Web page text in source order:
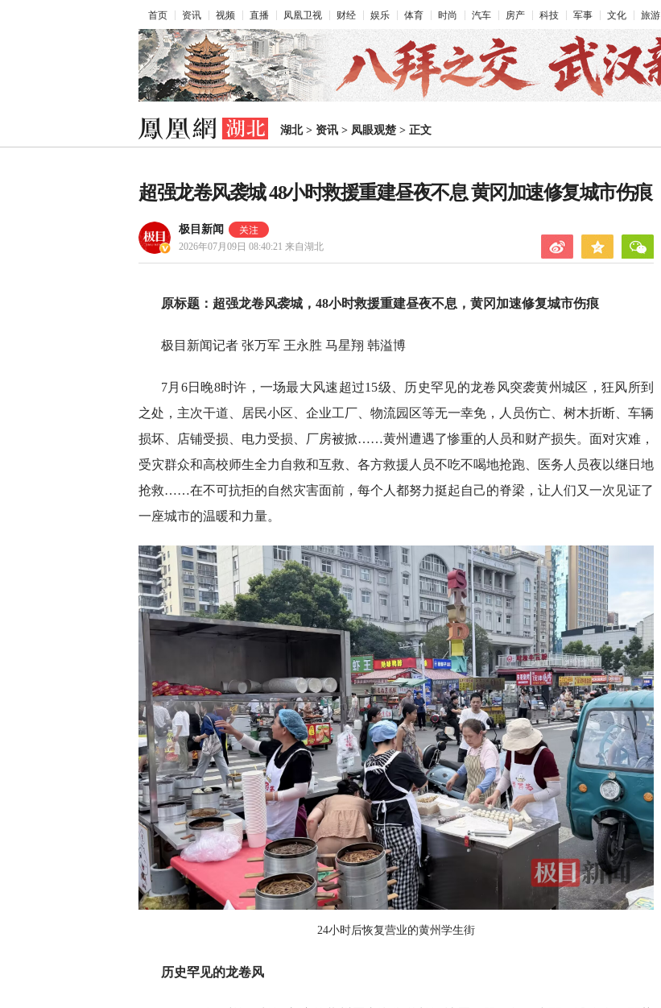
首页 资讯 视频 直播 凤凰卫视 财经 娱乐 体育 时尚 汽车 房产 科技 军事 文化 旅游
湖北> 资讯 > 凤眼观楚 > 正文
超强龙卷风袭城 48小时救援重建昼夜不息 黄冈加速修复城市伤痕
极目新闻
2026年07月09日 08:40:21 来自湖北
原标题：超强龙卷风袭城，48小时救援重建昼夜不息，黄冈加速修复城市伤痕
极目新闻记者 张万军 王永胜 马星翔 韩溢博
7月6日晚8时许，一场最大风速超过15级、历史罕见的龙卷风突袭黄州城区，狂风所到
之处，主次干道、居民小区、企业工厂、物流园区等无一幸免，人员伤亡、树木折断、车辆
损坏、店铺受损、电力受损、厂房被掀……黄州遭遇了惨重的人员和财产损失。面对灾难，
受灾群众和高校师生全力自救和互救、各方救援人员不吃不喝地抢跑、医务人员夜以继日地
抢救……在不可抗拒的自然灾害面前，每个人都努力挺起自己的脊梁，让人们又一次见证了
一座城市的温暖和力量。
24小时后恢复营业的黄州学生街
历史罕见的龙卷风